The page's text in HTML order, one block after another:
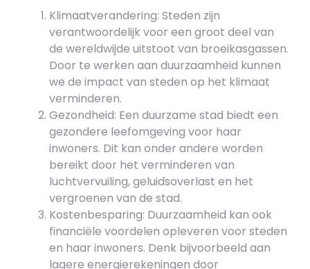
Klimaatverandering: Steden zijn
verantwoordelijk voor een groot deel van
de wereldwijde uitstoot van broeikasgassen.
Door te werken aan duurzaamheid kunnen
we de impact van steden op het klimaat
verminderen.
Gezondheid: Een duurzame stad biedt een
gezondere leefomgeving voor haar
inwoners. Dit kan onder andere worden
bereikt door het verminderen van
luchtvervuiling, geluidsoverlast en het
vergroenen van de stad.
Kostenbesparing: Duurzaamheid kan ook
financiële voordelen opleveren voor steden
en haar inwoners. Denk bijvoorbeeld aan
lagere energierekeningen door